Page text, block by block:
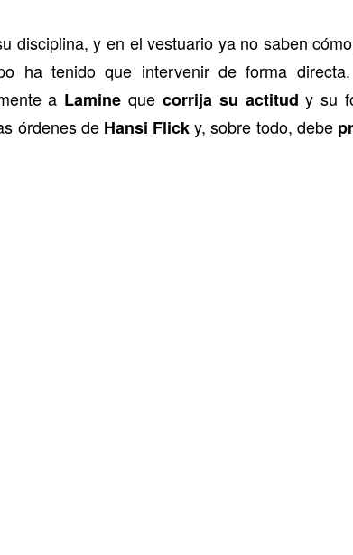
disciplina, y en el vestuario ya no saben cómo
ha tenido que intervenir de forma directa.
a Lamine que corrija su actitud y su
órdenes de Hansi Flicky, sobre todo, debe